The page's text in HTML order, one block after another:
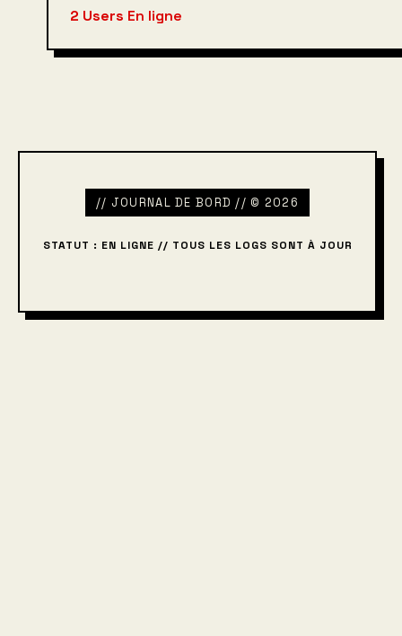
2 Users En ligne
// JOURNAL DE BORD // © 2026
STATUT : EN LIGNE // TOUS LES LOGS SONT À JOUR